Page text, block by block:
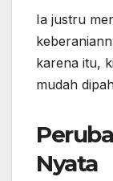
Ia justru
karena itu,
mudah
Nyata